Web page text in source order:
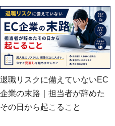
退職リスクに備えていないEC
企業の末路｜担当者が辞めた
その日から起こること